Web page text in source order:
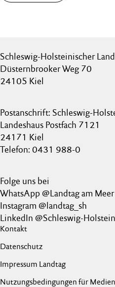
Schleswig-Holsteinischer
Düsternbrooker Weg 70
24105 Kiel
Postanschrift: Schleswig-
Landeshaus Postfach 7121
24171 Kiel
Telefon: 0431 988-0
Folge uns bei
WhatsApp @Landtag am Meer
Instagram @landtag_sh
LinkedIn @Schleswig-
Kontakt
Datenschutz
Impressum Landtag
Nutzungsbedingungen für Medien